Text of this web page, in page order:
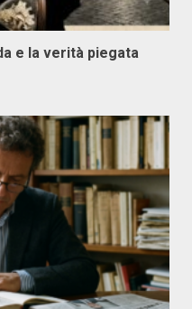
e la verità piegata